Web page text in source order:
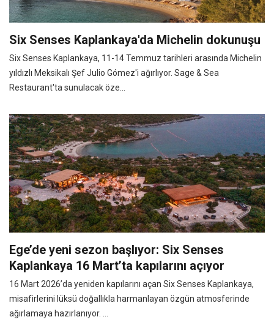
Six Senses Kaplankaya'da Michelin dokunuşu
Six Senses Kaplankaya, 11-14 Temmuz tarihleri arasında Michelin
yıldızlı Meksikalı Şef Julio Gómez'i ağırlıyor. Sage & Sea
Restaurant'ta sunulacak öze...
Ege’de yeni sezon başlıyor: Six Senses
Kaplankaya 16 Mart’ta kapılarını açıyor
16 Mart 2026’da yeniden kapılarını açan Six Senses Kaplankaya,
misafirlerini lüksü doğallıkla harmanlayan özgün atmosferinde
ağırlamaya hazırlanıyor. ...